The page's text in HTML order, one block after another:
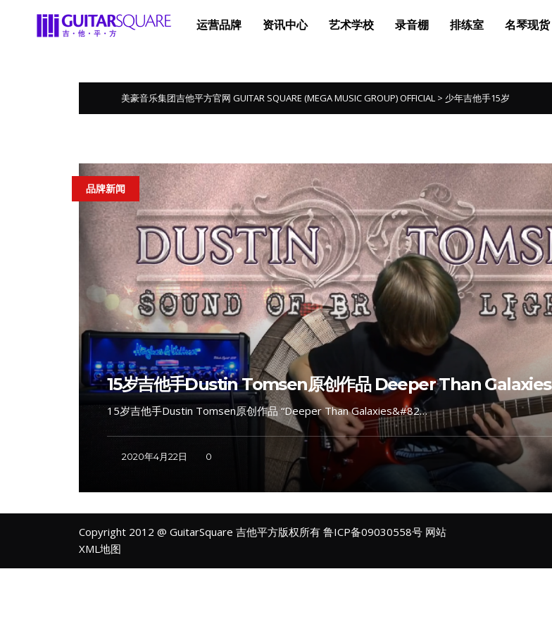
运营品牌 资讯中心 艺术学校 录音棚 排练室 名琴现货
美豪音乐集团吉他平方官网 GUITAR SQUARE (MEGA MUSIC GROUP) OFFICIAL > 少年吉他手15岁
品牌新闻
15岁吉他手Dustin Tomsen原创作品 Deeper Than Galaxies
15岁吉他手Dustin Tomsen原创作品 “Deeper Than Galaxies&#82…
2020年4月22日 0
Copyright 2012 @ GuitarSquare 吉他平方版权所有 鲁ICP备09030558号 网站
XML地图